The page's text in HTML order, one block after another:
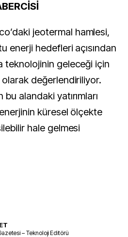
jeotermal hamlesi,
enerji hedefleri açısından
teknolojinin geleceği için
değerlendiriliyor.
alandaki yatırımları
küresel ölçekte
hale gelmesi
– Teknoloji Editörü